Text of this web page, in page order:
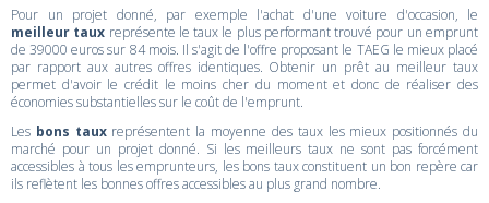
Pour un projet donné, par exemple l'achat d'une voiture d'occasion, le
meilleur taux représente le taux le plus performant trouvé pour un emprunt
de 39000 euros sur 84 mois. Il s'agit de l'offre proposant le TAEG le mieux placé
par rapport aux autres offres identiques. Obtenir un prêt au meilleur taux
permet d'avoir le crédit le moins cher du moment et donc de réaliser des
économies substantielles sur le coût de l'emprunt.
Les bons tauxreprésentent la moyenne des taux les mieux positionnés du
marché pour un projet donné. Si les meilleurs taux ne sont pas forcément
accessibles à tous les emprunteurs, les bons taux constituent un bon repère car
ils reflètent les bonnes offres accessibles au plus grand nombre.